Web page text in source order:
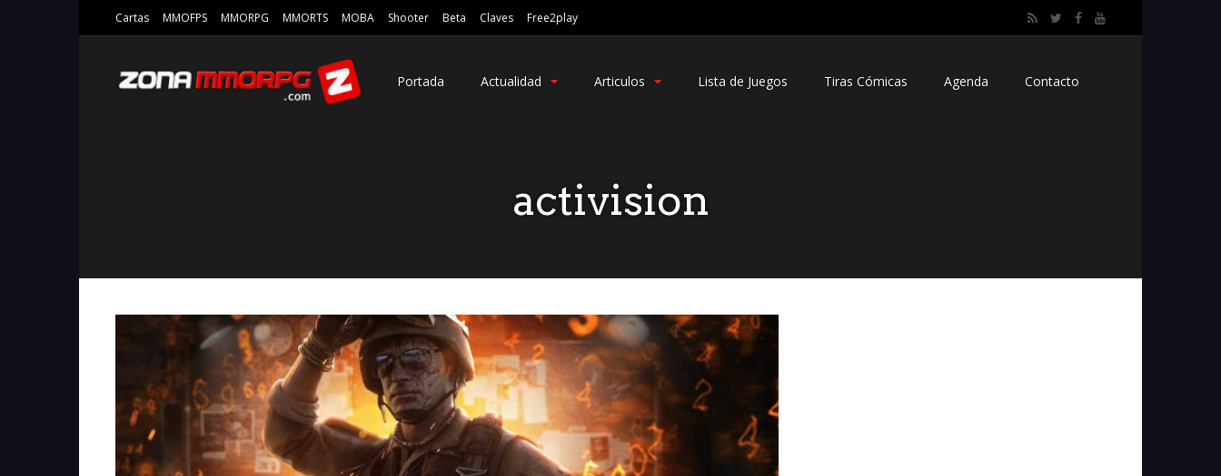
Cartas MMOFPS MMORPG MMORTS MOBA Shooter Beta Claves Free2play
Portada Actualidad Articulos Lista de Juegos Tiras Cómicas Agenda Contacto
activision